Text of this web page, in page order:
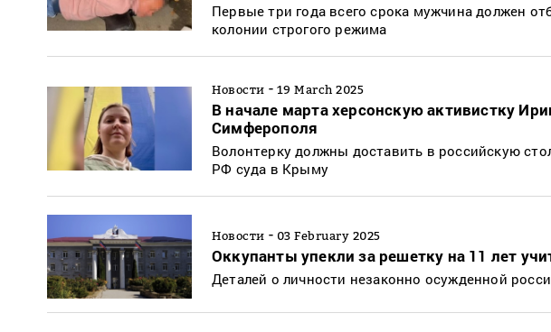
Первые три года всего срока мужчина должен
колонии строгого режима
Новости - 19 March 2025
В начале марта херсонскую активистку
Симферополя
Волонтерку должны доставить в российскую
РФ суда в Крыму
Новости - 03 February 2025
Оккупанты упекли за решетку на 11 лет
Деталей о личности незаконно осужденной